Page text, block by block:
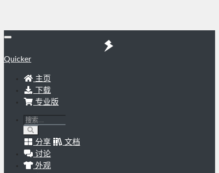
Quicker
主页
下载
专业版
分享
文档
讨论
外观